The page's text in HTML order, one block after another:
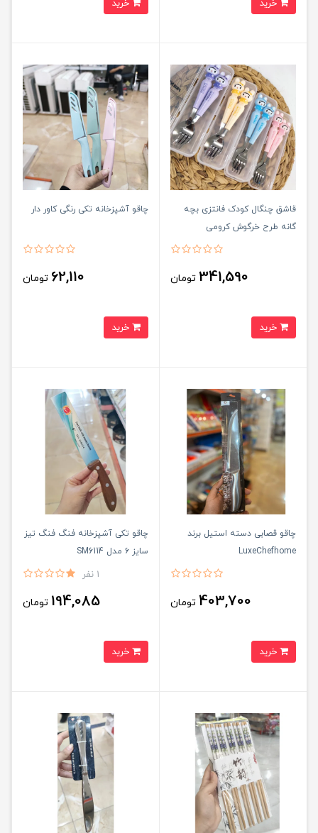
قاشق چنگال کودک فانتزی بچه
گانه طرح خرگوش کرومی
341,590 تومان
چاقو آشپزخانه تکی رنگی کاور دار
62,110 تومان
چاقو قصابی دسته استیل برند
LuxeChefhome
403,700 تومان
چاقو تکی آشپزخانه فنگ فنگ تیز
سایز ۶ مدل SM6114
1 نفر
194,085 تومان